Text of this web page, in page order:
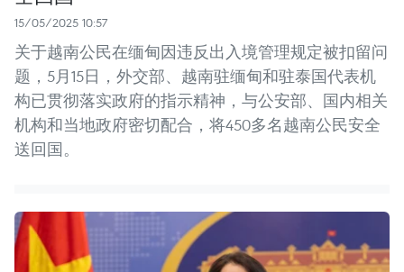
15/05/2025 10:57
关于越南公民在缅甸因违反出入境管理规定被扣留问
题，5月15日，外交部、越南驻缅甸和驻泰国代表机
构已贯彻落实政府的指示精神，与公安部、国内相关
机构和当地政府密切配合，将450多名越南公民安全
送回国。